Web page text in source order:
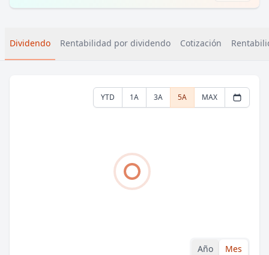
Dividendo Rentabilidad por dividendo Cotización
YTD 1A 3A 5A MAX
Año Mes